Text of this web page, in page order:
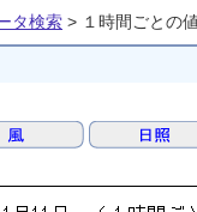
タ検索 > １時間ごとの